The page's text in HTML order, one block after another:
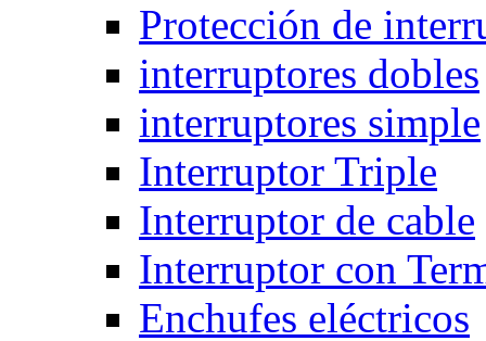
Protección de
interruptores dobles
interruptores simple
Interruptor Triple
Interruptor de cable
Interruptor con
Enchufes eléctricos